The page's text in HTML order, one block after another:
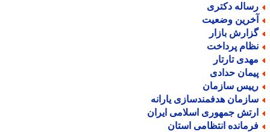
دکتری
وضعیت
بازار
پرداخت
تارتار
حدادی
سازمان
هدفمندسازی یارانه
جمهوری اسلامی ایران
انتظامی استان